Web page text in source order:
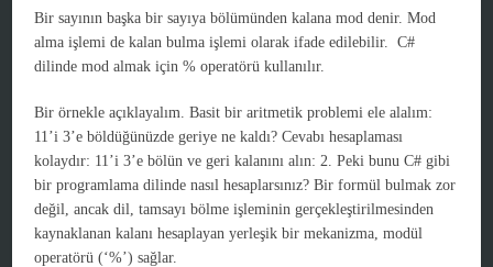
Bir sayının başka bir sayıya bölümünden kalana mod denir. Mod
alma işlemi de kalan bulma işlemi olarak ifade edilebilir. C#
dilinde mod almak için % operatörü kullanılır.
Bir örnekle açıklayalım. Basit bir aritmetik problemi ele alalım:
11’i 3’e böldüğünüzde geriye ne kaldı? Cevabı hesaplaması
kolaydır: 11’i 3’e bölün ve geri kalanını alın: 2. Peki bunu C# gibi
bir programlama dilinde nasıl hesaplarsınız? Bir formül bulmak zor
değil, ancak dil, tamsayı bölme işleminin gerçekleştirilmesinden
kaynaklanan kalanı hesaplayan yerleşik bir mekanizma, modül
operatörü (‘%’) sağlar.